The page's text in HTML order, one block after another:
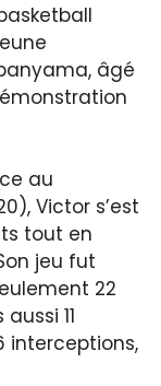
âgé
au
Victor s’est
tout en
jeu fut
22
11
interceptions,